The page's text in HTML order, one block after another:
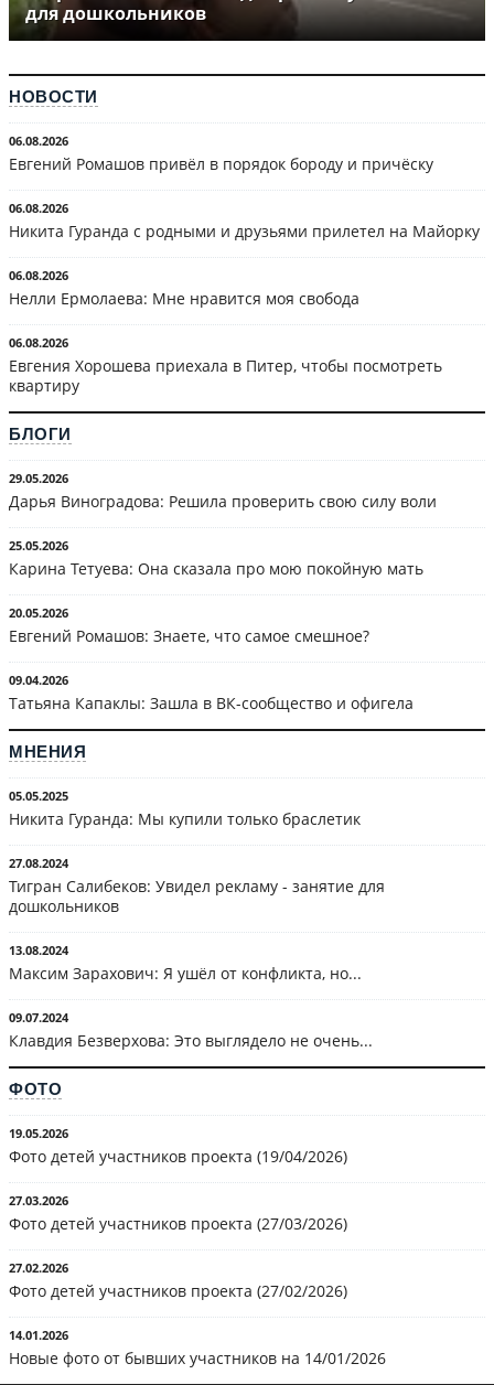
для дошкольников
НОВОСТИ
06.08.2026
Евгений Ромашов привёл в порядок бороду и причёску
06.08.2026
Никита Гуранда с родными и друзьями прилетел на Майорку
06.08.2026
Нелли Ермолаева: Мне нравится моя свобода
06.08.2026
Евгения Хорошева приехала в Питер, чтобы посмотреть
квартиру
БЛОГИ
29.05.2026
Дарья Виноградова: Решила проверить свою силу воли
25.05.2026
Карина Тетуева: Она сказала про мою покойную мать
20.05.2026
Евгений Ромашов: Знаете, что самое смешное?
09.04.2026
Татьяна Капаклы: Зашла в ВК-сообщество и офигела
МНЕНИЯ
05.05.2025
Никита Гуранда: Мы купили только браслетик
27.08.2024
Тигран Салибеков: Увидел рекламу - занятие для
дошкольников
13.08.2024
Максим Зарахович: Я ушёл от конфликта, но...
09.07.2024
Клавдия Безверхова: Это выглядело не очень...
ФОТО
19.05.2026
Фото детей участников проекта (19/04/2026)
27.03.2026
Фото детей участников проекта (27/03/2026)
27.02.2026
Фото детей участников проекта (27/02/2026)
14.01.2026
Новые фото от бывших участников на 14/01/2026